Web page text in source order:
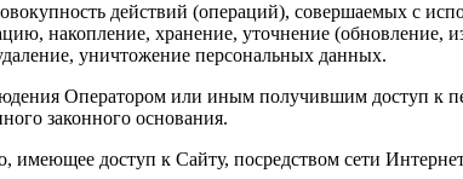
действий (операций), совершаемых с
накопление, хранение, уточнение (обновление,
уничтожение персональных данных.
Оператором или иным получившим доступ к
законного основания.
имеющее доступ к Сайту, посредством сети